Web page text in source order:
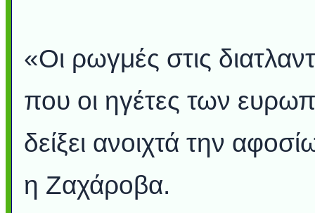
«Οι ρωγμές στις
που οι ηγέτες των
δείξει ανοιχτά την
η Ζαχάροβα.